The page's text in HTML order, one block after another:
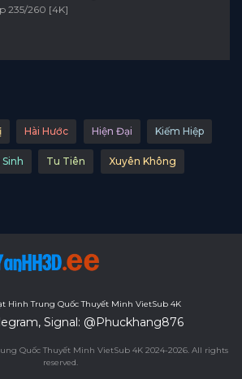
235/260 [4K]
Hài Hước Hiện Đại Kiếm Hiệp
Tu Tiên Xuyên Không
Hình Trung Quốc Thuyết Minh VietSub 4K
Signal: @Phuckhang876
Quốc Thuyết Minh VietSub 4K 2024-2026. All rights
reserved.